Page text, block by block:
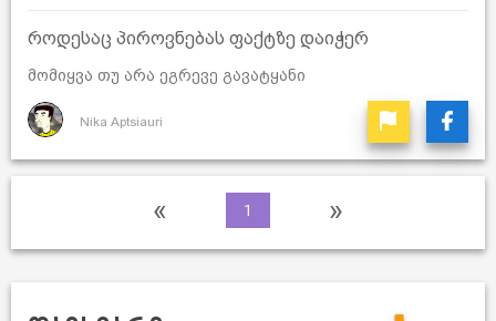
როდესაც პიროვნებას ფაქტზე დაიჭერ
მომიყვა თუ არა ეგრევე გავატყანი
Nika Aptsiauri
« 1 »